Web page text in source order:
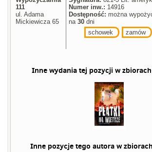
111
ul. Adama
Mickiewicza 65
Numer inw.: 14916
Dostępność: można
na30 dni
schowek
zamów
Inne wydania tej pozycji w
Inne pozycje tego autora w